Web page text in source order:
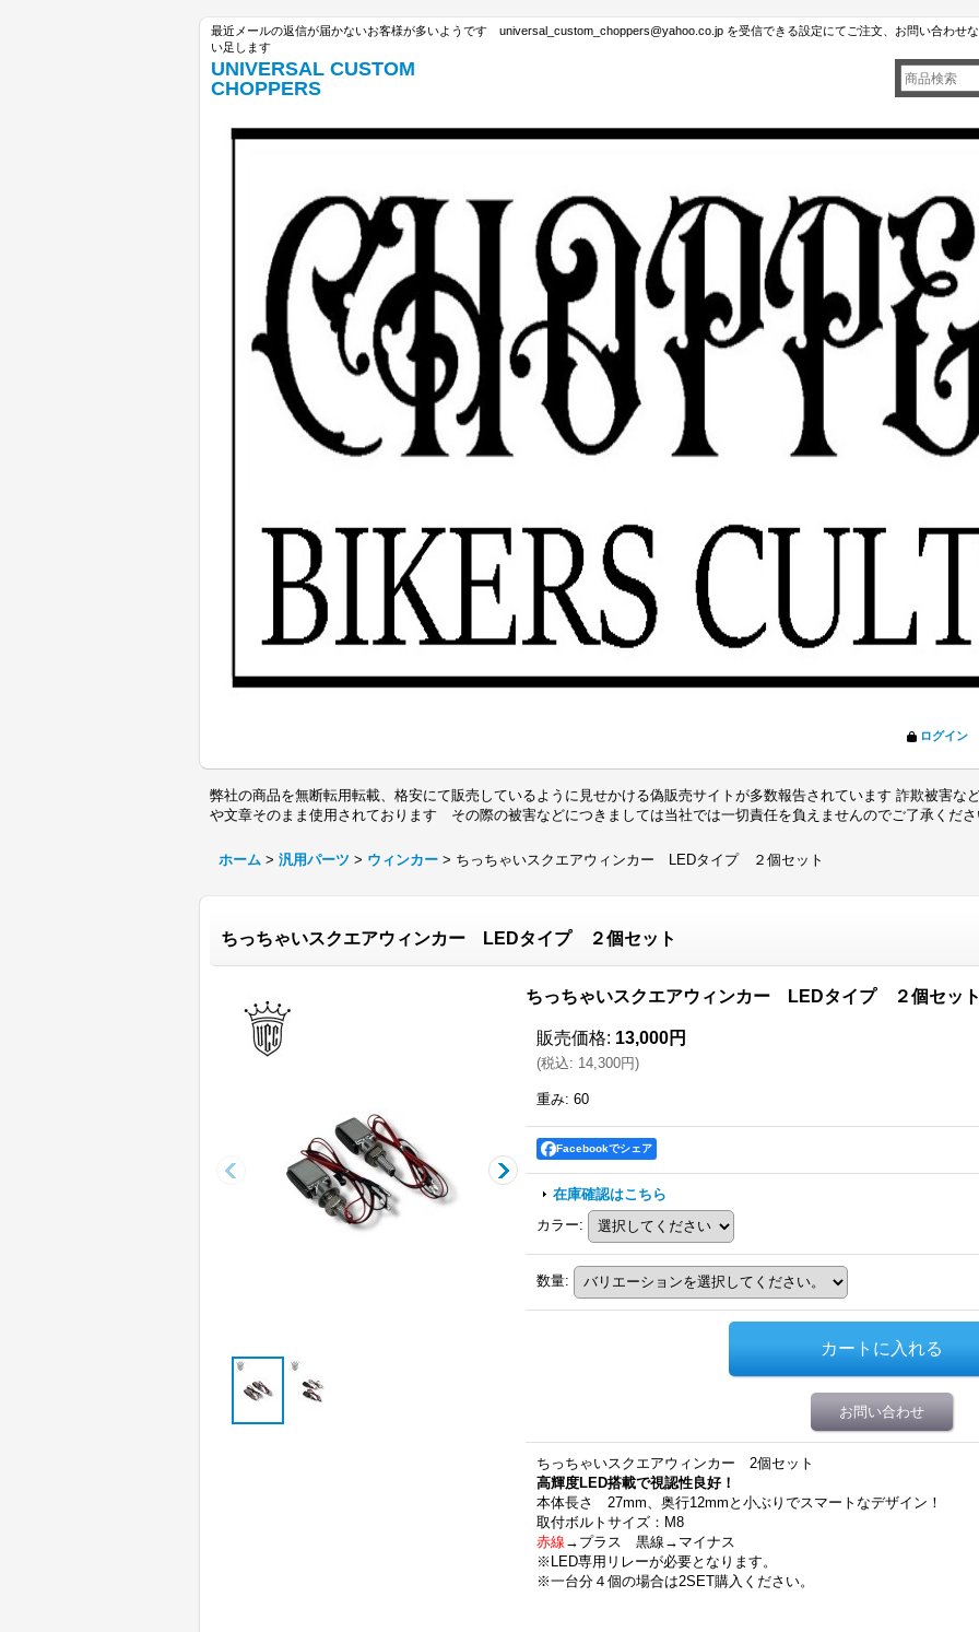
最近メールの返信が届かないお客様が多いようです universal_custom_choppers@yahoo.co.jp を受信できる設定にてご注文、お問い合わせ
い足します
UNIVERSAL CUSTOM
CHOPPERS
ログイン
弊社の商品を無断転用転載、格安にて販売しているように見せかける偽販売サイトが多数報告されています 詐欺被害な
や文章そのまま使用されております その際の被害などにつきましては当社では一切責任を負えませんのでご了承くだ
ホーム > 汎用パーツ > ウィンカー > ちっちゃいスクエアウィンカー LEDタイプ ２個セット
ちっちゃいスクエアウィンカー LEDタイプ ２個セット
ちっちゃいスクエアウィンカー LEDタイプ ２個セッ
販売価格: 13,000円
(税込: 14,300円)
重み: 60
Facebookでシェア
在庫確認はこちら
カラー:
数量:
お問い合わせ
ちっちゃいスクエアウィンカー 2個セット
高輝度LED搭載で視認性良好！
本体長さ 27mm、奥行12mmと小ぶりでスマートなデザイン！
取付ボルトサイズ：M8
赤線 →プラス 黒線→マイナス
※LED専用リレーが必要となります。
※一台分４個の場合は2SET購入ください。